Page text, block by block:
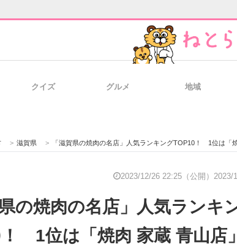
IT製品の技術・比較・事例
クイズ グルメ 地域
> 滋賀県 > 「滋賀県の焼肉の名店」人気ランキングTOP10！ 1位は「焼肉 家蔵 青山店」
2023/12/26 22:25（公開） 2023/
県の焼肉の名店」人気ランキ
1位は「焼肉 家蔵 青山店